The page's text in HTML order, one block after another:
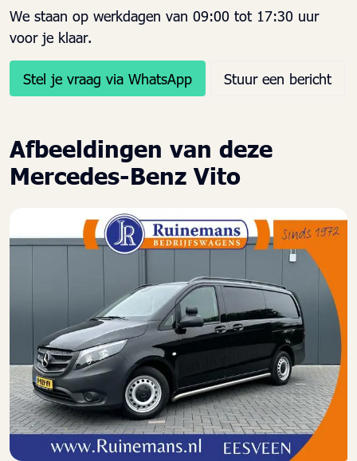
Elektronische remkrachtverdeling
Elektronisch Stabiliteits Programma
Start/stop systeem
Stuur multifunctioneel
Zijschuifdeur rechts
Zijwind assistent
We staan op werkdagen van 09:00 tot 17:30 uur
voor je klaar.
Stel je vraag via WhatsApp Stuur een bericht
Afbeeldingen van deze
Mercedes-Benz Vito